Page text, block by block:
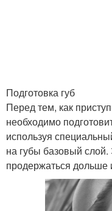
Подготовка губ
Перед тем, как
необходимо
используя
на губы базовый
продержаться дольше